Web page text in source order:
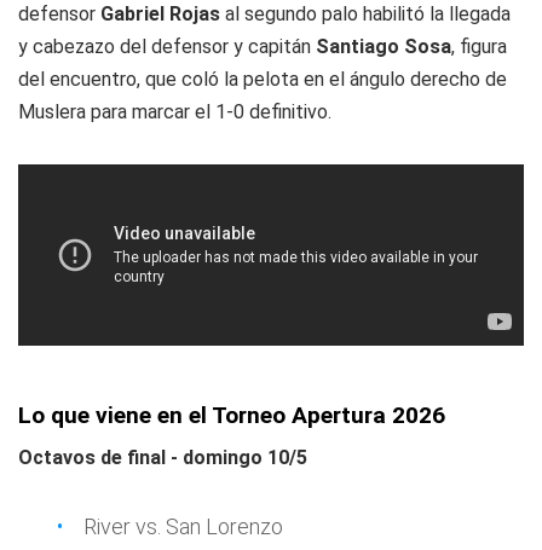
defensor Gabriel Rojas al segundo palo habilitó la llegada
y cabezazo del defensor y capitán Santiago Sosa, figura
del encuentro, que coló la pelota en el ángulo derecho de
Muslera para marcar el 1-0 definitivo.
Lo que viene en el Torneo Apertura 2026
Octavos de final - domingo 10/5
River vs. San Lorenzo